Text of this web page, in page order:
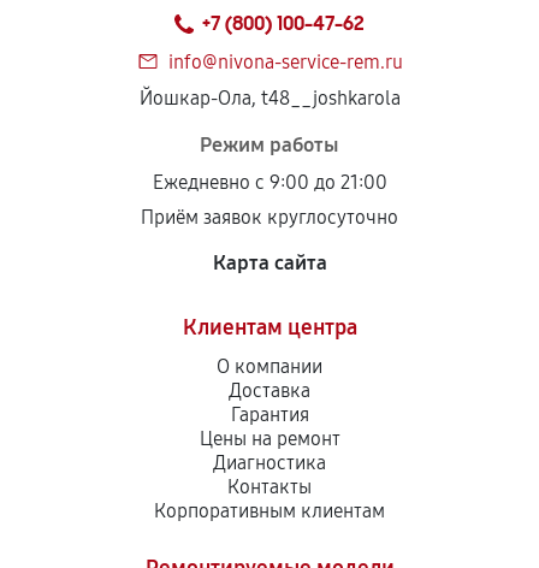
+7 (800) 100-47-62
info@nivona-service-rem.ru
Йошкар-Ола, t48__joshkarola
Режим работы
Ежедневно с 9:00 до 21:00
Приём заявок круглосуточно
Карта сайта
Клиентам центра
О компании
Доставка
Гарантия
Цены на ремонт
Диагностика
Контакты
Корпоративным клиентам